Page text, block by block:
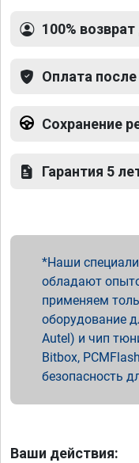
100%
Оплата
Сохранение
Гарантия 5
Наши
обладают
применяем
оборудование
Autel) и чип
Bitbox,
безопасность
Ваши действия: